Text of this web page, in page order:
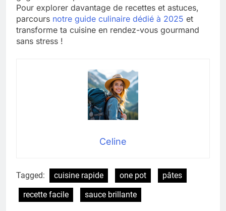
Pour explorer davantage de recettes et astuces,
parcours notre guide culinaire dédié à 2025 et
transforme ta cuisine en rendez-vous gourmand
sans stress !
Celine
Tagged: cuisine rapide one pot
pâtes
recette facile
sauce brillante